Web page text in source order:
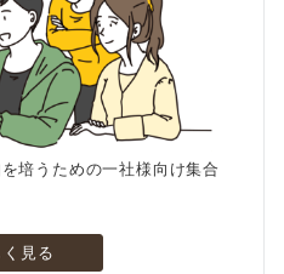
培うための一社様向け集合
く見る